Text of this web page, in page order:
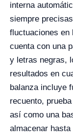
interna
siempre
fluctuaciones en
cuenta con una
y letras negras,
resultados en
balanza incluye
recuento,
así como una
almacenar